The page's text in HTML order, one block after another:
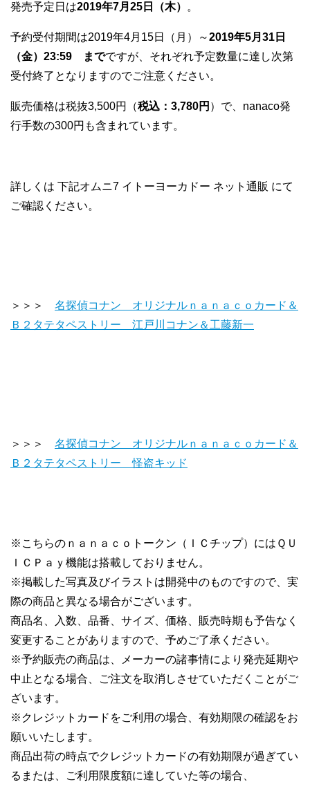
発売予定日は2019年7月25日（木） 。
予約受付期間は2019年4月15日（月）～2019年5月31日
（金）23:59 までですが、それぞれ予定数量に達し次第
受付終了となりますのでご注意ください。
販売価格は税抜3,500円（税込：3,780円 ）で、nanaco発
行手数の300円も含まれています。
詳しくは 下記オムニ7 イトーヨーカドー ネット通販 にて
ご確認ください。
＞＞＞ 名探偵コナン オリジナルｎａｎａｃｏカード＆
Ｂ２タテタペストリー 江戸川コナン＆工藤新一
＞＞＞ 名探偵コナン オリジナルｎａｎａｃｏカード＆
Ｂ２タテタペストリー 怪盗キッド
※こちらのｎａｎａｃｏトークン（ＩＣチップ）にはＱＵ
ＩＣＰａｙ機能は搭載しておりません。
※掲載した写真及びイラストは開発中のものですので、実
際の商品と異なる場合がございます。
商品名、入数、品番、サイズ、価格、販売時期も予告なく
変更することがありますので、予めご了承ください。
※予約販売の商品は、メーカーの諸事情により発売延期や
中止となる場合、ご注文を取消しさせていただくことがご
ざいます。
※クレジットカードをご利用の場合、有効期限の確認をお
願いいたします。
商品出荷の時点でクレジットカードの有効期限が過ぎてい
るまたは、ご利用限度額に達していた等の場合、